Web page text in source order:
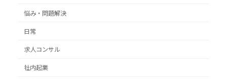
悩み・問題解決
日常
求人コンサル
社内起業